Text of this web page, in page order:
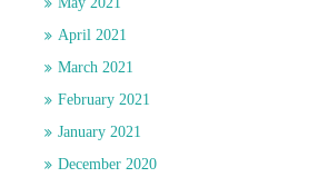
April 2021
March 2021
February 2021
January 2021
December 2020